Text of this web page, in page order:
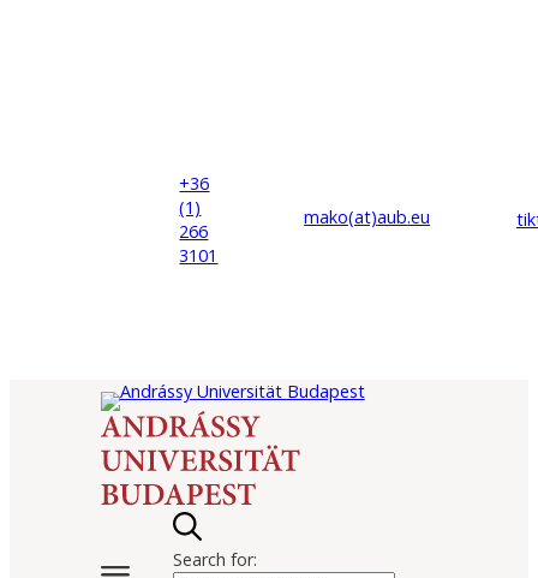
+36
(1)
266
3101
mako(at)aub.eu
Search for: